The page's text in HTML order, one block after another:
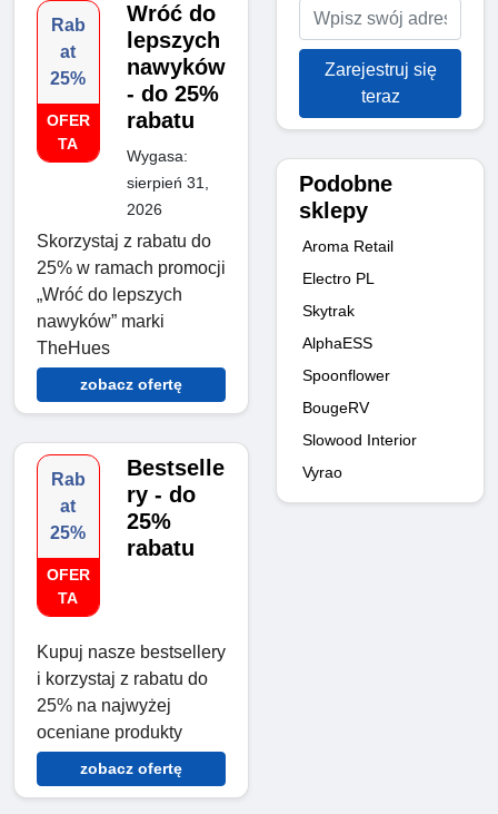
Rab
at
25%
OFER
TA
Wróć do
lepszych
nawyków
- do 25%
rabatu
Wygasa:
sierpień 31,
2026
Skorzystaj z rabatu do
25% w ramach promocji
„Wróć do lepszych
nawyków” marki
TheHues
zobacz ofertę
Rab
at
25%
OFER
TA
Bestselle
ry - do
25%
rabatu
Kupuj nasze bestsellery
i korzystaj z rabatu do
25% na najwyżej
oceniane produkty
zobacz ofertę
Zarejestruj się
teraz
Podobne
sklepy
Aroma Retail
Electro PL
Skytrak
AlphaESS
Spoonflower
BougeRV
Slowood Interior
Vyrao